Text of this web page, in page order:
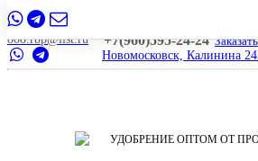
ooo.rbp@list.ru +7(960)595-24-24
Новомосковск, Калинина
УДОБРЕНИЕ ОПТОМ ОТ